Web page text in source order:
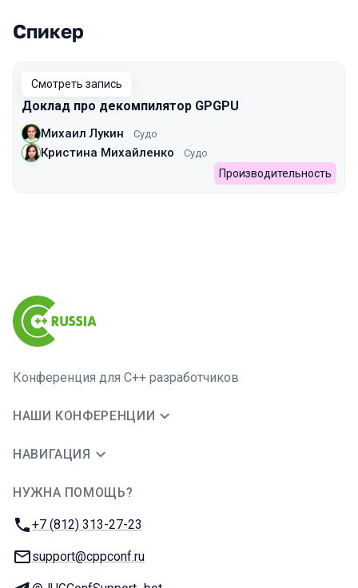
Выступления в сезоне 2022
Спикер
Смотреть запись
Доклад про декомпилятор GPGPU
Михаил Лукин Судо
Кристина Михайленко Судо
Производительность
Конференция для C++ разработчиков
НАШИ КОНФЕРЕНЦИИ
НАВИГАЦИЯ
НУЖНА ПОМОЩЬ?
Телефон:
+7 (812) 313-27-23
E-mail:
support@cppconf.ru